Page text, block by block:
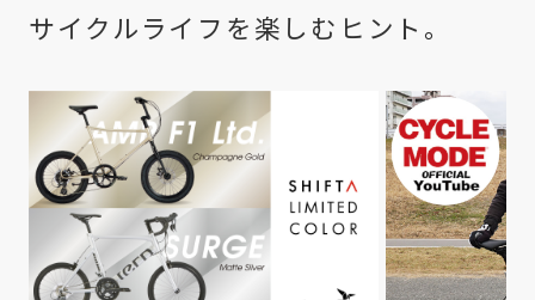
サイクルライフを楽しむヒント。